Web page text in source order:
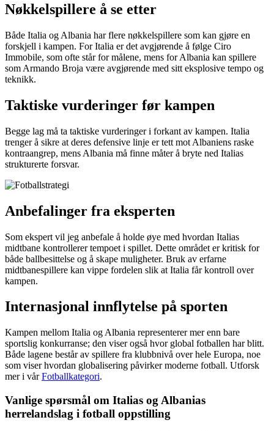
Nøkkelspillere å se etter
Både Italia og Albania har flere nøkkelspillere som kan gjøre en
forskjell i kampen. For Italia er det avgjørende å følge Ciro
Immobile, som ofte står for målene, mens for Albania kan spillere
som Armando Broja være avgjørende med sitt eksplosive tempo og
teknikk.
Taktiske vurderinger før kampen
Begge lag må ta taktiske vurderinger i forkant av kampen. Italia
trenger å sikre at deres defensive linje er tett mot Albaniens raske
kontraangrep, mens Albania må finne måter å bryte ned Italias
strukturerte forsvar.
Anbefalinger fra eksperten
Som ekspert vil jeg anbefale å holde øye med hvordan Italias
midtbane kontrollerer tempoet i spillet. Dette området er kritisk for
både ballbesittelse og å skape muligheter. Bruk av erfarne
midtbanespillere kan vippe fordelen slik at Italia får kontroll over
kampen.
Internasjonal innflytelse på sporten
Kampen mellom Italia og Albania representerer mer enn bare
sportslig konkurranse; den viser også hvor global fotballen har blitt.
Både lagene består av spillere fra klubbnivå over hele Europa, noe
som viser hvordan globalisering påvirker moderne fotball. Utforsk
mer i vårFotballkategori.
Vanlige spørsmål om Italias og Albanias
herrelandslag i fotball oppstilling